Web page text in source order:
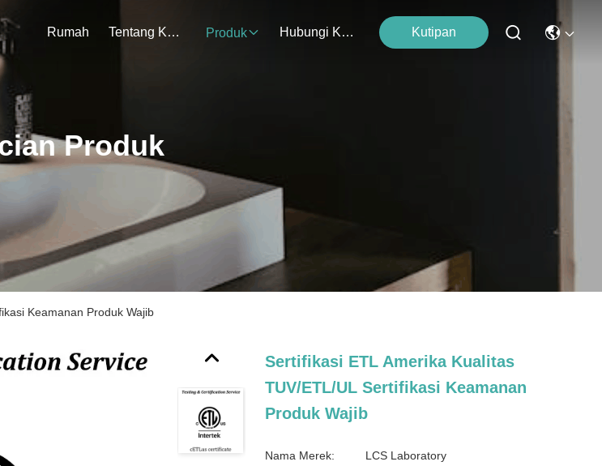
Rumah Tentang Kami Produk Hubungi Kami Kutipan
Produk
Keamanan Produk Wajib
Sertifikasi ETL Amerika Kualitas
TUV/ETL/UL Sertifikasi Keamanan
Produk Wajib
Nama Merek: LCS Laboratory